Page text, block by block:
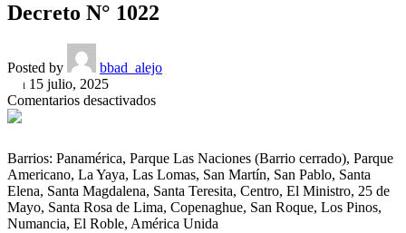
Decreto N° 1022
Posted by
bbad_alejo
On 15 julio, 2025
Comentarios desactivadosen
Barrios: Panamérica, Parque Las Naciones (Barrio cerrado), Parque
Americano, La Yaya, Las Lomas, San Martín, San Pablo, Santa
Elena, Santa Magdalena, Santa Teresita, Centro, El Ministro, 25 de
Mayo, Santa Rosa de Lima, Copenaghue, San Roque, Los Pinos,
Numancia, El Roble, América Unida